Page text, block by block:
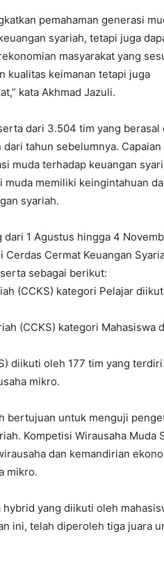
pemahaman generasi
syariah, tetapi juga
masyarakat yang
kualitas keimanan tetapi juga
kata Akhmad Jazuli.
dari 3.504 tim yang berasal
tahun sebelumnya. Capaian
muda terhadap keuangan
memiliki keingintahuan
syariah.
1 Agustus hingga 4
Cermat Keuangan
sebagai berikut:
(CCKS) kategori Pelajar
(CCKS) kategori Mahasiswa
diikuti oleh 177 tim yang terdiri
mikro.
bertujuan untuk menguji
Kompetisi Wirausaha Muda
dan kemandirian
mikro.
hybrid yang diikuti oleh
ini, telah diperoleh tiga juara